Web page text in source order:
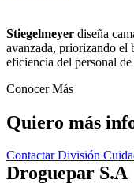
Stiegelmeyer diseña
avanzada, priorizando el
eficiencia del personal de
Conocer Más
Quiero más
Contactar División
Droguepar S.A